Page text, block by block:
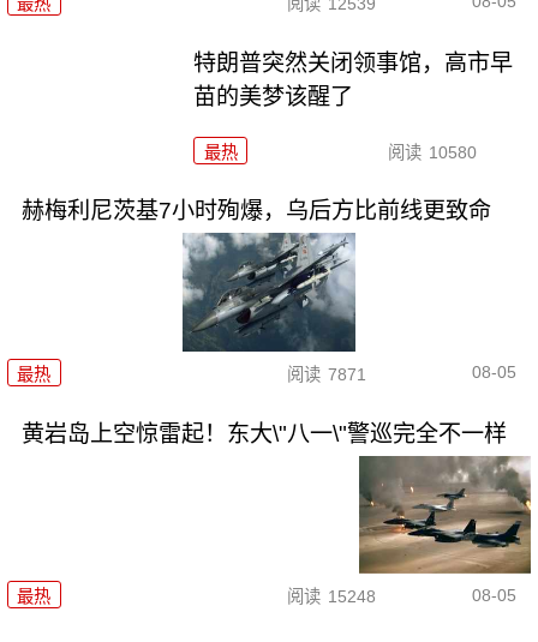
特朗普突然关闭领事馆，高市早
苗的美梦该醒了
最热 阅读 10580
赫梅利尼茨基7小时殉爆，乌后方比前线更致命
最热 阅读 7871 08-05
黄岩岛上空惊雷起！东大\"八一\"警巡完全不一样
最热 阅读 15248 08-05